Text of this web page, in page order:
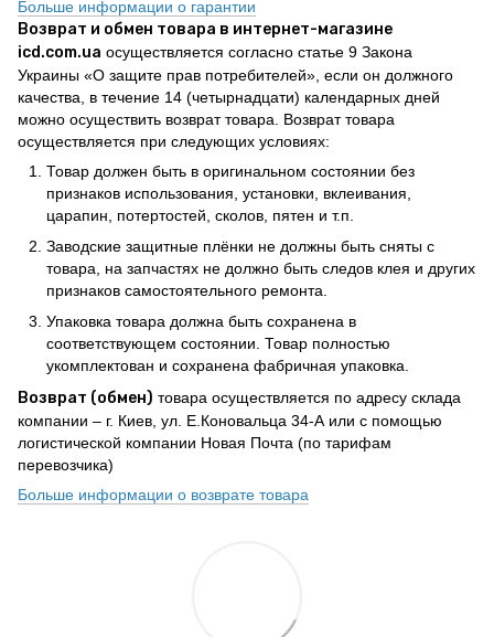
Больше информации о гарантии
Возврат и обмен товара в интернет-магазине
icd.com.ua осуществляется согласно статье 9 Закона
Украины «О защите прав потребителей», если он должного
качества, в течение 14 (четырнадцати) календарных дней
можно осуществить возврат товара. Возврат товара
осуществляется при следующих условиях:
Товар должен быть в оригинальном состоянии без
признаков использования, установки, вклеивания,
царапин, потертостей, сколов, пятен и т.п.
Заводские защитные плёнки не должны быть сняты с
товара, на запчастях не должно быть следов клея и других
признаков самостоятельного ремонта.
Упаковка товара должна быть сохранена в
соответствующем состоянии. Товар полностью
укомплектован и сохранена фабричная упаковка.
Возврат (обмен) товара осуществляется по адресу склада
компании – г. Киев, ул. Е.Коновальца 34-А или с помощью
логистической компании Новая Почта (по тарифам
перевозчика)
Больше информации о возврате товара